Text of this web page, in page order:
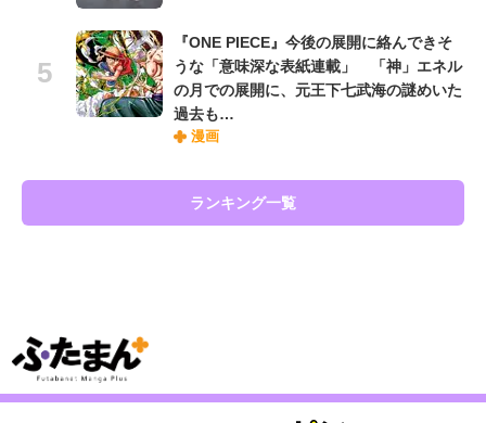
『ONE PIECE』今後の展開に絡んできそ
うな「意味深な表紙連載」 「神」エネル
の月での展開に、元王下七武海の謎めいた
過去も…
漫画
ランキング一覧